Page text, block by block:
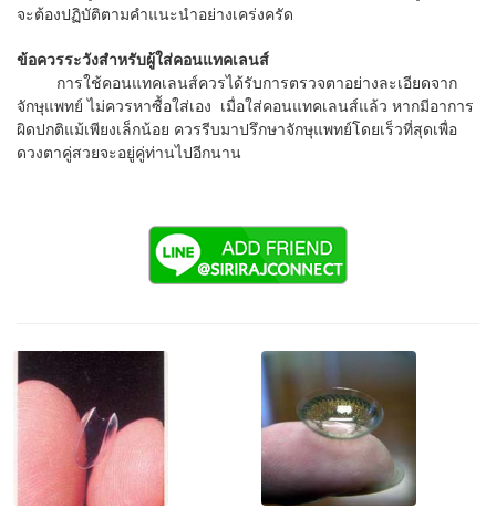
จะต้องปฏิบัติตามคำแนะนำอย่างเคร่งครัด
ข้อควรระวังสำหรับผู้ใส่คอนแทคเลนส์
การใช้คอนแทคเลนส์ควรได้รับการตรวจตาอย่างละเอียดจาก
จักษุแพทย์ ไม่ควรหาซื้อใส่เอง เมื่อใส่คอนแทคเลนส์แล้ว หากมีอาการ
ผิดปกติแม้เพียงเล็กน้อย ควรรีบมาปรึกษาจักษุแพทย์โดยเร็วที่สุดเพื่อ
ดวงตาคู่สวยจะอยู่คู่ท่านไปอีกนาน